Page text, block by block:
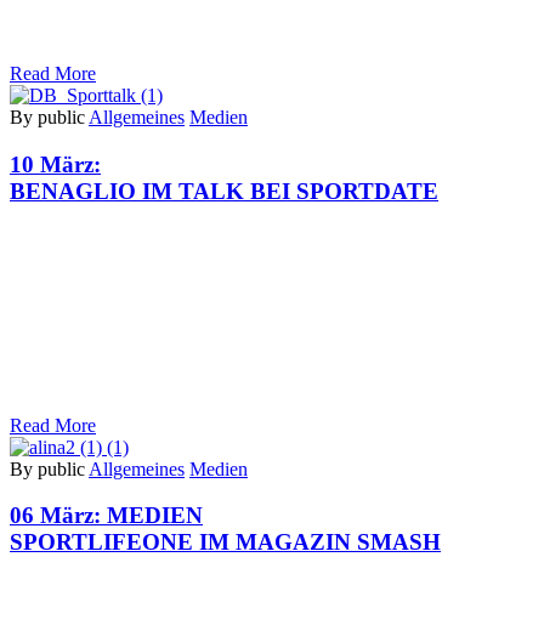
Read More
By public Allgemeines Medien
10 März:
BENAGLIO IM TALK BEI SPORTDATE
Read More
By public Allgemeines Medien
06 März: MEDIEN
SPORTLIFEONE IM MAGAZIN SMASH